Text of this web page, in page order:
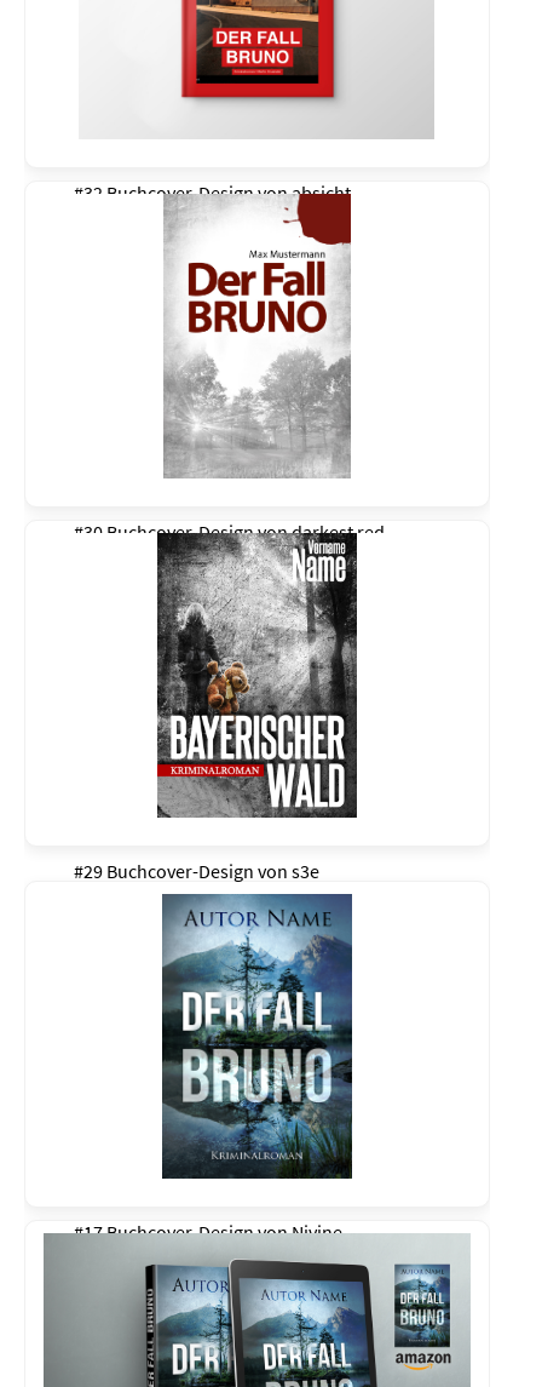
#32 Buchcover-Design vonabsicht
#30 Buchcover-Design vondarkest red
#29 Buchcover-Design von s3e
#17 Buchcover-Design vonNivine